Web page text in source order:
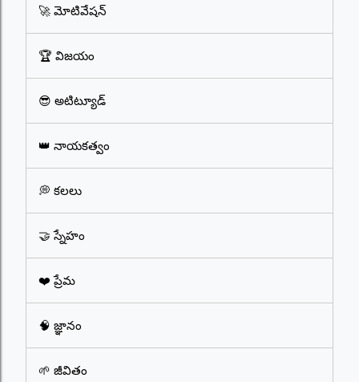
🚀 మోటివేషన్
🏆 విజయం
😎 అటిట్యూడ్
👑 నాయకత్వం
💭 కలలు
🤝 స్నేహం
❤️ ప్రేమ
🧠 జ్ఞానం
🌱 జీవితం